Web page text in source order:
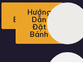
Đặt
Bánh
Hướng
Dẫn
Đặt
Bánh